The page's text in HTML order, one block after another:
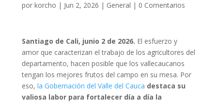
por korcho | Jun 2, 2026 | General | 0 Comentarios
Santiago de Cali, junio 2 de 2026. El esfuerzo y
amor que caracterizan el trabajo de los agricultores del
departamento, hacen posible que los vallecaucanos
tengan los mejores frutos del campo en su mesa. Por
eso, la Gobernación del Valle del Cauca destaca su
valiosa labor para fortalecer día a día la